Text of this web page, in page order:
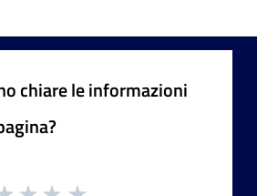
chiare le informazioni